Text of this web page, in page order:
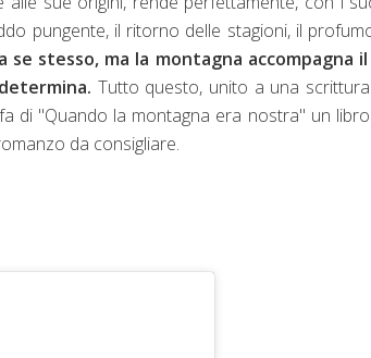
pungente, il ritorno delle stagioni, il
stesso, ma la montagna accompagna
Tutto questo, unito a una
di "Quando la montagna era nostra" un
da consigliare.